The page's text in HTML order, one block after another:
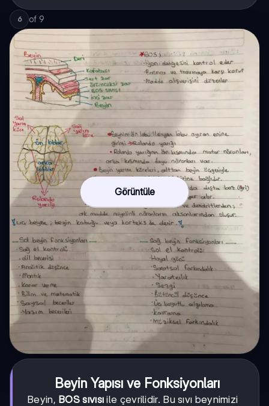
6 of 9
Görüntüle
Beyin Yapısı ve Fonksiyonları
Beyin, BOS sıvısı ile çevrilidir. Bu sıvı beynimizi